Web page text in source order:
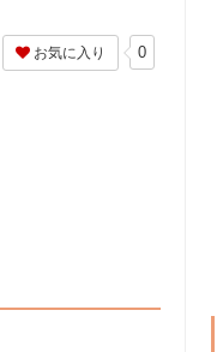
お気に入り 0